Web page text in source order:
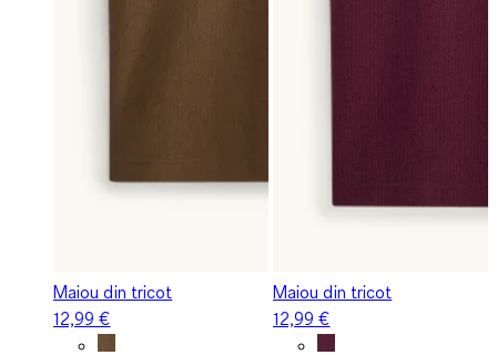
Maiou din tricot
12,99 €
Maiou din tricot
12,99 €